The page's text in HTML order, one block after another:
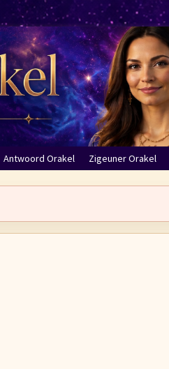
Antwoord Orakel Zigeuner Orakel